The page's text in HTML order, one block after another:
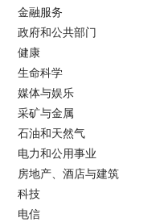
金融服务
政府和公共部门
健康
生命科学
媒体与娱乐
采矿与金属
石油和天然气
电力和公用事业
房地产、酒店与建筑
科技
电信